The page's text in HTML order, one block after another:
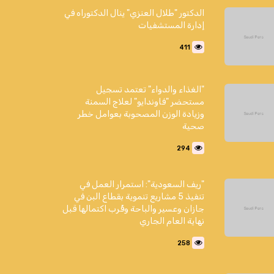
الدكتور "طلال العنزي" ينال الدكتوراه في
إدارة المستشفيات
411
"الغذاء والدواء" تعتمد تسجيل
مستحضر "فاوندايو" لعلاج السمنة
وزيادة الوزن المصحوبة بعوامل خطر
صحية
294
"ريف السعودية": استمرار العمل في
تنفيذ 5 مشاريع تنموية بقطاع البن في
جازان وعسير والباحة وقُرب اكتمالها قبل
نهاية العام الجاري
258